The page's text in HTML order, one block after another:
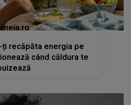
recăpăta energia pe
când căldura te